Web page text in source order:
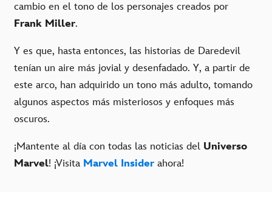
cambio en el tono de los personajes creados por
Frank Miller.
Y es que, hasta entonces, las historias de Daredevil
tenían un aire más jovial y desenfadado. Y, a partir de
este arco, han adquirido un tono más adulto, tomando
algunos aspectos más misteriosos y enfoques más
oscuros.
¡Mantente al día con todas las noticias del Universo
Marvel! ¡Visita Marvel Insider ahora!